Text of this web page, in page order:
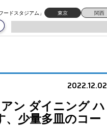
ドスタジアム」 東京 関西
2022.12.02
ン ダイニング ハ
少量多皿のコー